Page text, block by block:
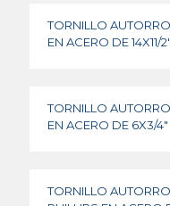
TORNILLO
EN ACERO DE
TORNILLO
EN ACERO DE 6X3/
TORNILLO